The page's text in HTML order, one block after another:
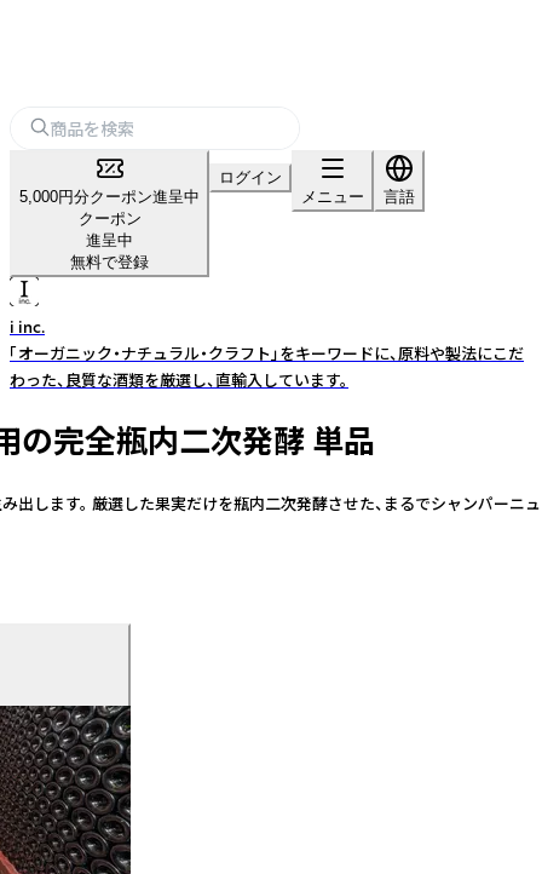
5,000円分クーポン進呈中
クーポン
進呈中
無料で登録
ログイン
メニュー
言語
i inc.
「オーガニック・ナチュラル・クラフト」をキーワードに、原料や製法にこだ
わった、良質な酒類を厳選し、直輸入しています。
完全瓶内二次発酵 単品
ます。 厳選した果実だけを瓶内二次発酵させた、まるでシャン